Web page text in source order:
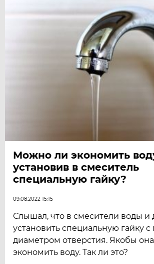
Можно ли экономить
установив в смеситель
специальную гайку?
09.08.2022 15:15
Слышал, что в смесители воды
установить специальную гайку
диаметром отверстия. Якобы
экономить воду. Так ли это?